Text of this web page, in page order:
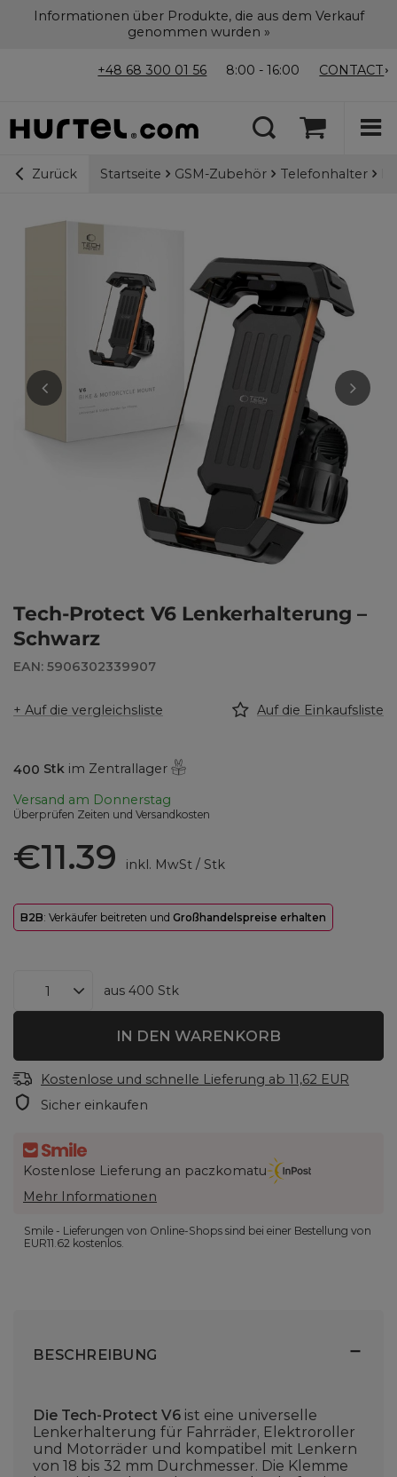
Informationen über Produkte, die aus dem Verkauf
genommen wurden »
+48 68 300 01 56 8:00 - 16:00 CONTACT
Zurück Startseite GSM-Zubehör Telefonhalter
Tech-Protect V6 Lenkerhalterung –
Schwarz
EAN: 5906302339907
+ Auf die vergleichsliste Auf die Einkaufsliste
400 Stk im Zentrallager
Versand am Donnerstag
Überprüfen Zeiten und Versandkosten
€11.39 inkl. MwSt/ Stk
B2B: Verkäufer beitreten und Großhandelspreise erhalten
aus 400 Stk
IN DEN WARENKORB
Kostenlose und schnelle Lieferung ab 11,62 EUR
Sicher einkaufen
Kostenlose Lieferung an paczkomatu
Mehr Informationen
Smile - Lieferungen von Online-Shops sind bei einer Bestellung von
EUR11.62 kostenlos.
BESCHREIBUNG
Die Tech-Protect V6 ist eine universelle
Lenkerhalterung für Fahrräder, Elektroroller
und Motorräder und kompatibel mit Lenkern
von 18 bis 32 mm Durchmesser. Die Klemme